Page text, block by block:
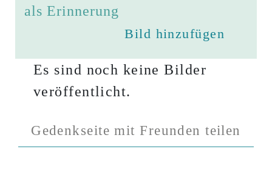
als Erinnerung
Bild hinzufügen
Es sind noch keine Bilder
veröffentlicht.
Gedenkseite mit Freunden teilen